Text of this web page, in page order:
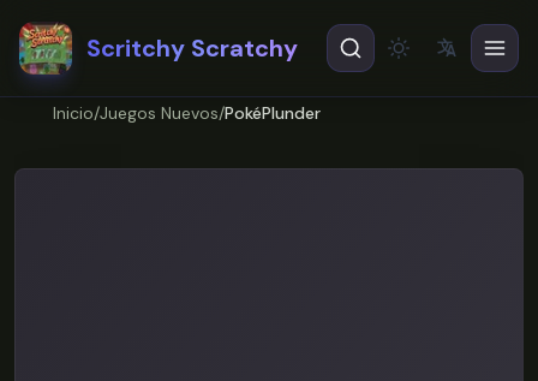
Scritchy Scratchy Theme
文A
ENEnglish
Inicio/Juegos Nuevos/PokéPlunder